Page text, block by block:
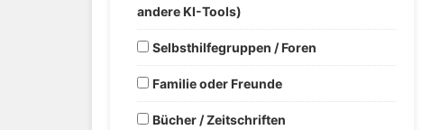
andere KI-Tools)
Selbsthilfegruppen / Foren
Familie oder Freunde
Bücher / Zeitschriften